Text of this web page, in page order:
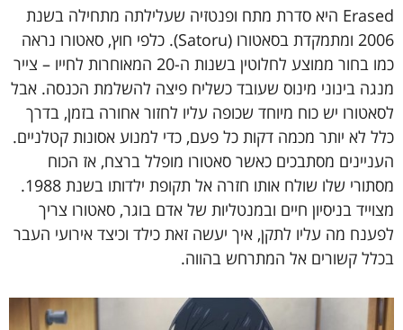
Erased היא סדרת מתח ופנטזיה שעלילתה מתחילה בשנת
2006 ומתמקדת בסאטורו (Satoru). כלפי חוץ, סאטורו נראה
כמו בחור ממוצע לחלוטין בשנות ה-20 המאוחרות לחייו – צייר
מנגה בינוני מינוס שעובד כשליח פיצה להשלמת הכנסה. אבל
לסאטורו יש כוח מיוחד שכופה עליו לחזור אחורה בזמן, בדרך
כלל לא יותר מכמה דקות כל פעם, כדי למנוע אסונות קטלניים.
העניינים מסתבכים כאשר סאטורו מופלל ברצח, אז הכוח
מסתורי שלו שולח אותו חזרה אל תקופת ילדותו בשנת 1988.
מצוייד בניסיון חיים ובמנטליות של אדם בוגר, סאטורו צריך
לפענח מה עליו לתקן, איך יעשה זאת כילד וכיצד אירועי העבר
בכלל קשורים אל המתרחש בהווה.